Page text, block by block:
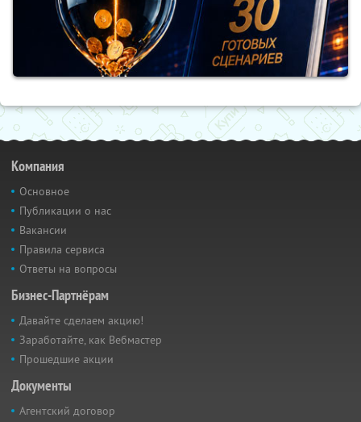
Компания
Основное
Публикации о нас
Вакансии
Правила сервиса
Ответы на вопросы
Бизнес-Партнёрам
Давайте сделаем акцию!
Заработайте, как Вебмастер
Прошедшие акции
Документы
Агентский договор